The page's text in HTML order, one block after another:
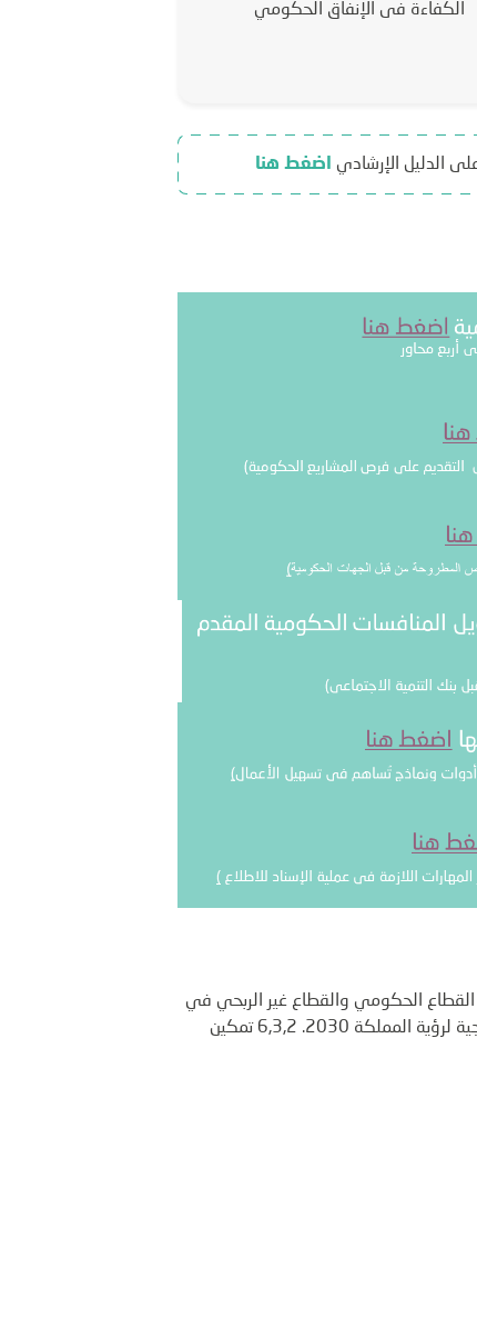
الكفاءة فى الإنفاق الحكومي
الدليل الإرشادي اضغط هنا
القطاع الحكومي والقطاع غير الربحي في
مجال تنفيذ وتشغيل خدمات الجهة الحكومية الموجهة للمجتمع بشكل مباشر. وهي مبادرة من ضمن أحد الأهداف الاستراتيجية لرؤية المملكة 2030. 6,3,2 تمكين